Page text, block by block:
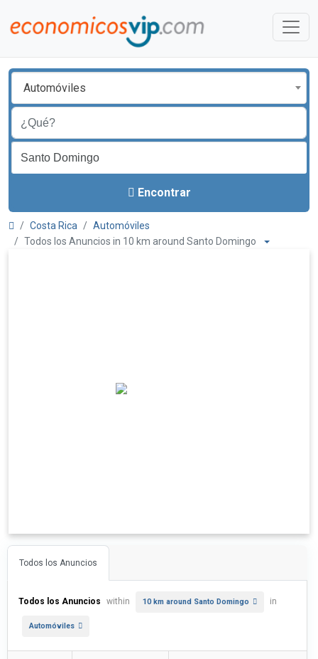
Automóviles
Encontrar
Costa Rica
Automóviles
Todos los Anuncios in 10 km around Santo Domingo
Todos los Anuncios
Todos los Anuncios within 10 km around Santo Domingo in
Automóviles